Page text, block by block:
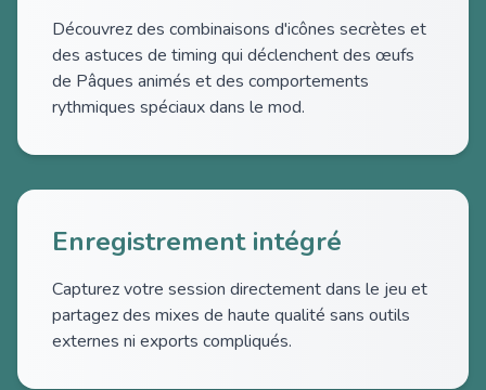
Découvrez des combinaisons d'icônes secrètes et
des astuces de timing qui déclenchent des œufs
de Pâques animés et des comportements
rythmiques spéciaux dans le mod.
Enregistrement intégré
Capturez votre session directement dans le jeu et
partagez des mixes de haute qualité sans outils
externes ni exports compliqués.